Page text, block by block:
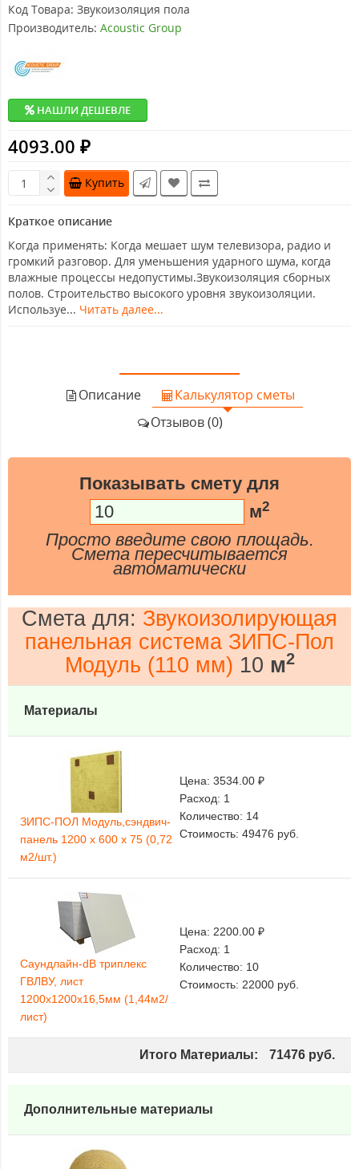
Код Товара: Звукоизоляция пола
Производитель: Acoustic Group
НАШЛИ ДЕШЕВЛЕ
4093.00 ₽
Купить
Краткое описание
Когда применять: Когда мешает шум телевизора, радио и
громкий разговор. Для уменьшения ударного шума, когда
влажные процессы недопустимы.Звукоизоляция сборных
полов. Строительство высокого уровня звукоизоляции.
Используе... Читать далее...
Описание
Калькулятор сметы
Отзывов (0)
Показывать смету для
м2
Просто введите свою площадь.
Смета пересчитывается
автоматически
Смета для: Звукоизолирующая
панельная система ЗИПС-Пол
Модуль (110 мм) 10 м2
Материалы
ЗИПС-ПОЛ Модуль,сэндвич-
панель 1200 х 600 х 75 (0,72
м2/шт.)
Цена: 3534.00 ₽
Расход: 1
Количество: 14
Стоимость: 49476 руб.
Саундлайн-dB триплекс
ГВЛВУ, лист
1200х1200х16,5мм (1,44м2/
лист)
Цена: 2200.00 ₽
Расход: 1
Количество: 10
Стоимость: 22000 руб.
Итого Материалы: 71476 руб.
Дополнительные материалы